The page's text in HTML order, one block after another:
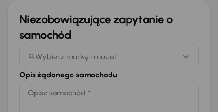
Niezobowiązujące zapytanie o
samochód
Wybierz markę i model
Opis żądanego samochodu
Opisz samochód *